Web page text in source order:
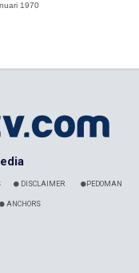
1970
DISCLAIMER PEDOMAN
ANCHORS